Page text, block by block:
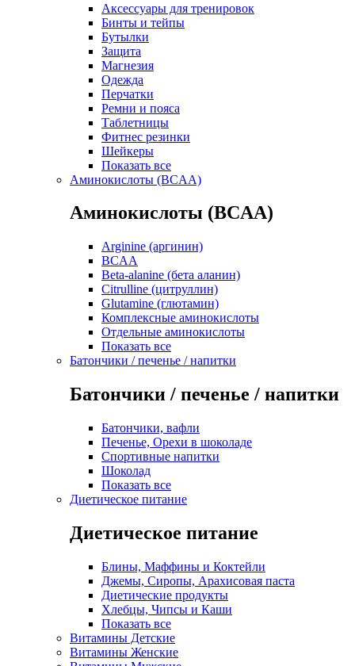
Аксессуары для тренировок
Бинты и тейпы
Бутылки
Защита
Магнезия
Одежда
Перчатки
Ремни и пояса
Таблетницы
Фитнес резинки
Шейкеры
Показать все
Аминокислоты (BCAA)
Аминокислоты (BCAA)
Arginine (аргинин)
BCAA
Beta-alanine (бета аланин)
Citrulline (цитруллин)
Glutamine (глютамин)
Комплексные аминокислоты
Отдельные аминокислоты
Показать все
Батончики / печенье / напитки
Батончики / печенье / напитки
Батончики, вафли
Печенье, Орехи в шоколаде
Спортивные напитки
Шоколад
Показать все
Диетическое питание
Диетическое питание
Блины, Маффины и Коктейли
Джемы, Сиропы, Арахисовая паста
Диетические продукты
Хлебцы, Чипсы и Каши
Показать все
Витамины Детские
Витамины Женские